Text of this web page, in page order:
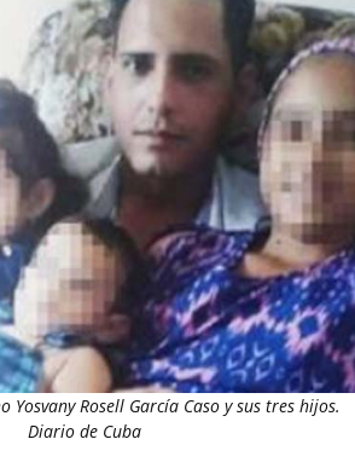
Yosvany Rosell García Caso y sus tres hijos.
Diario de Cuba